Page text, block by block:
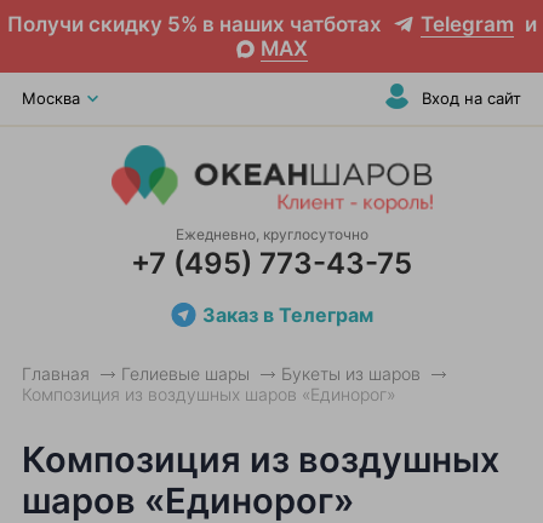
Получи скидку 5% в наших чатботах Telegram и
MAX
Москва Вход на сайт
Ежедневно, круглосуточно
+7 (495) 773-43-75
Заказ в Телеграм
Главная Гелиевые шары
Букеты из шаров
Композиция из воздушных шаров «Единорог»
Композиция из воздушных
шаров «Единорог»